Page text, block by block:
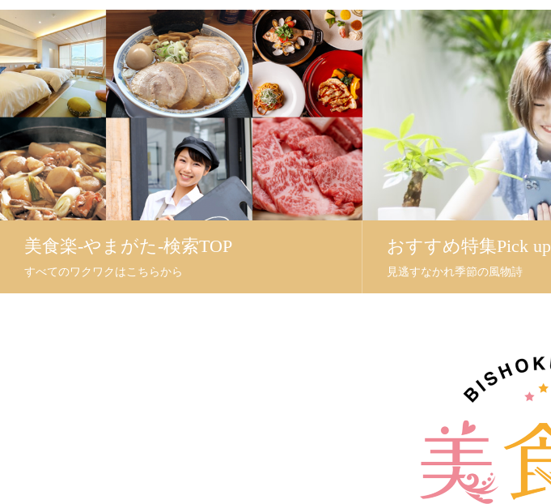
美食楽-やまがた-検索TOP
すべてのワクワクはこちらから
おすすめ特集Pick up
見逃すなかれ季節の風物詩